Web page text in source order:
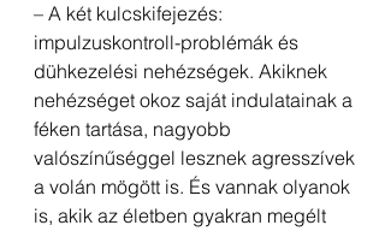
– A két kulcskifejezés:
impulzuskontroll-problémák és
dühkezelési nehézségek. Akiknek
nehézséget okoz saját indulatainak a
féken tartása, nagyobb
valószínűséggel lesznek agresszívek
a volán mögött is. És vannak olyanok
is, akik az életben gyakran megélt